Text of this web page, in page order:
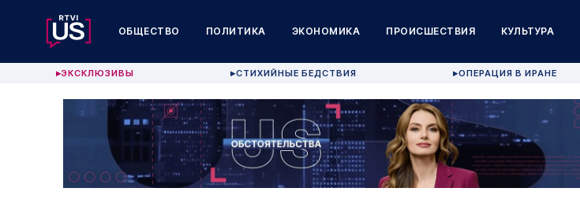
ОБЩЕСТВО ПОЛИТИКА ЭКОНОМИКА ПРОИСШЕСТВИЯ КУЛЬТУРА
▶ЭКСКЛЮЗИВЫ ▶СТИХИЙНЫЕ БЕДСТВИЯ ▶ОПЕРАЦИЯ В ИРАНЕ